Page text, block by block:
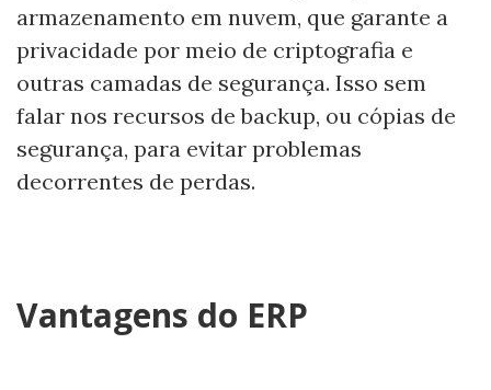
armazenamento em nuvem, que garante a
privacidade por meio de criptografia e
outras camadas de segurança. Isso sem
falar nos recursos de backup, ou cópias de
segurança, para evitar problemas
decorrentes de perdas.
Vantagens do ERP